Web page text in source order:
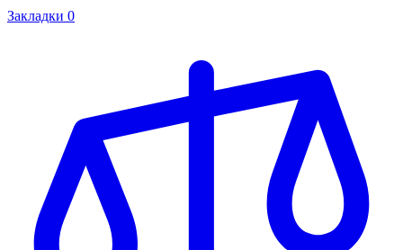
Закладки 0